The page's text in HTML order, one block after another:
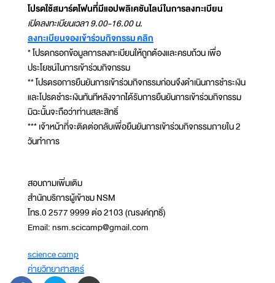
โปรดใช้สมาร์ตโฟนที่มีแอปพลิเคชันไลน์ในการลงทะเบียน
เปิดลงทะเบียนเวลา 9.00-16.00 น.
ลงทะเบียนจองเข้าร่วมกิจกรรม คลิก
* โปรดกรอกข้อมูลการลงทะเบียนให้ถูกต้องและครบถ้วน เพื่อ
ประโยชน์ในการเข้าร่วมกิจกรรม
** โปรดรอการยืนยันการเข้าร่วมกิจกรรมก่อนจึงดำเนินการชำระเงิน
และโปรดชำระเงินทันทีหลังจากได้รับการยืนยันการเข้าร่วมกิจกรรม
มิฉะนั้นจะถือว่าท่านสละสิทธิ์
*** เจ้าหน้าที่จะติดต่อกลับเพื่อยืนยันการเข้าร่วมกิจกรรมภายใน 2
วันทำการ
สอบถามเพิ่มเติม
สำนักบริการผู้เข้าชม NSM
โทร.0 2577 9999 ต่อ 2103 (ณรงค์ฤทธิ์)
Email: nsm.scicamp@gmail.com
science camp
ค่ายวิทยาศาสตร์